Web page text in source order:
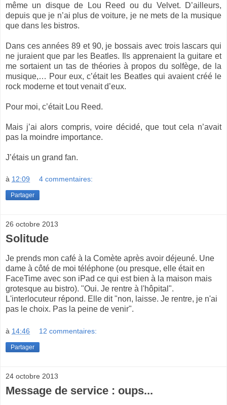
même un disque de Lou Reed ou du Velvet. D’ailleurs,
depuis que je n’ai plus de voiture, je ne mets de la musique
que dans les bistros.
Dans ces années 89 et 90, je bossais avec trois lascars qui
ne juraient que par les Beatles. Ils apprenaient la guitare et
me sortaient un tas de théories à propos du solfège, de la
musique,… Pour eux, c’était les Beatles qui avaient créé le
rock moderne et tout venait d’eux.
Pour moi, c’était Lou Reed.
Mais j’ai alors compris, voire décidé, que tout cela n’avait
pas la moindre importance.
J’étais un grand fan.
à 12:09 4 commentaires:
Partager
26 octobre 2013
Solitude
Je prends mon café à la Comète après avoir déjeuné. Une
dame à côté de moi téléphone (ou presque, elle était en
FaceTime avec son iPad ce qui est bien à la maison mais
grotesque au bistro). "Oui. Je rentre à l'hôpital".
L'interlocuteur répond. Elle dit "non, laisse. Je rentre, je n'ai
pas le choix. Pas la peine de venir".
à 14:46 12 commentaires:
Partager
24 octobre 2013
Message de service : oups...